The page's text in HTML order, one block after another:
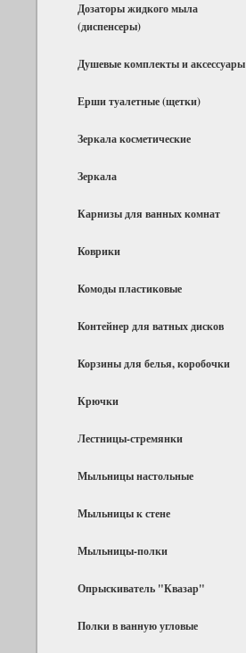
Дозаторы жидкого мыла
(диспенсеры)
Душевые комплекты и аксессуары
Ерши туалетные (щетки)
Зеркала косметические
Зеркала
Карнизы для ванных комнат
Коврики
Комоды пластиковые
Контейнер для ватных дисков
Корзины для белья, коробочки
Крючки
Лестницы-стремянки
Мыльницы настольные
Мыльницы к стене
Мыльницы-полки
Опрыскиватель "Квазар"
Полки в ванную угловые